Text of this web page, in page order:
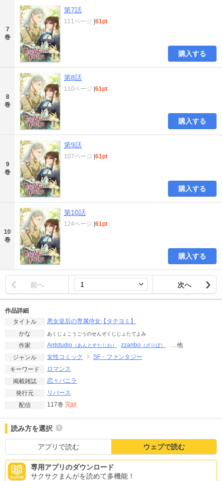
7
巻
第7話
111ページ |61pt
購入する
8
巻
第8話
110ページ |61pt
購入する
9
巻
第9話
107ページ |61pt
購入する
10
巻
第10話
124ページ |61pt
購入する
前へ 次へ
作品詳細
タイトル
悪女皇后の専属侍女【タテヨミ】
かな
あくじょこうごうのせんぞくじじょたてよみ
作家 Antstudio （あんとすたじお） zzaribo （ざりぼ）
…他
ジャンル
女性コミック
SF・ファンタジー
キーワード
ロマンス
掲載雑誌
恋々バニラ
発行元
リバース
配信
117巻 完結
読み方を選択
アプリで読む ウェブで読む
専用アプリのダウンロード
サクサクまんがを読めて多機能！